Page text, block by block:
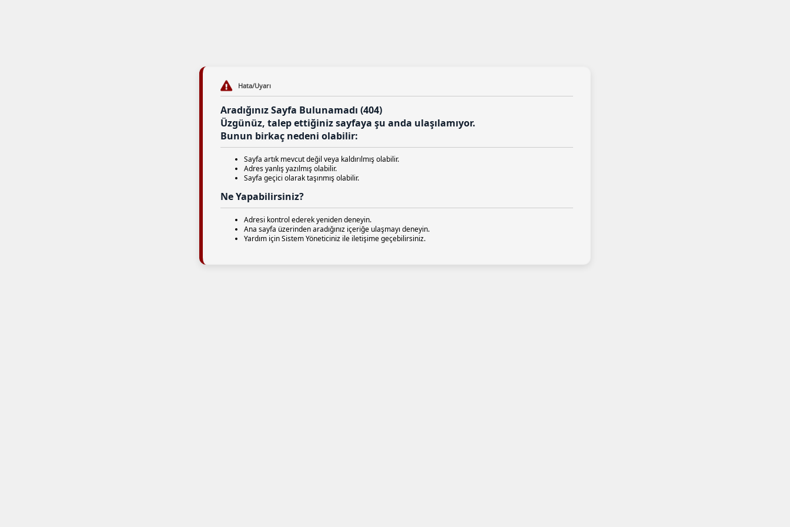
Hata/Uyarı
Aradığınız Sayfa Bulunamadı (404)
Üzgünüz, talep ettiğiniz sayfaya şu anda ulaşılamıyor.
Bunun birkaç nedeni olabilir:
Sayfa artık mevcut değil veya kaldırılmış olabilir.
Adres yanlış yazılmış olabilir.
Sayfa geçici olarak taşınmış olabilir.
Ne Yapabilirsiniz?
Adresi kontrol ederek yeniden deneyin.
Ana sayfa üzerinden aradığınız içeriğe ulaşmayı deneyin.
Yardım için Sistem Yöneticiniz ile iletişime geçebilirsiniz.